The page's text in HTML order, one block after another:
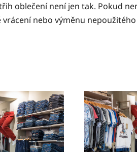
oblečení není jen tak. Pokud
nebo výměnu